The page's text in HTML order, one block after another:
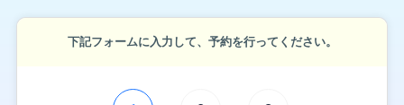
下記フォームに入力して、予約を行ってください。